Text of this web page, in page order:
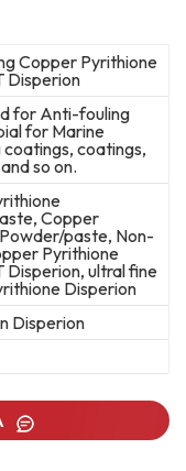
Copper Pyrithione
Disperion
for Anti-fouling
for Marine
coatings,
so on.
Copper
paste, Non-
Pyrithione
Disperion, ultral fine
Disperion
Disperion